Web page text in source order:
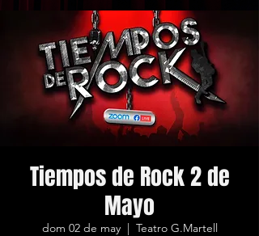
Tiempos de Rock 2 de
Mayo
dom 02 de may
  |
Teatro G.Martell